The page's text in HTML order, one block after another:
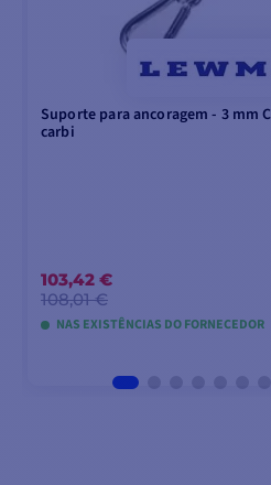
Suporte para ancoragem - 3 mm
carbi
103,42 €
108,01 €
NAS EXISTÊNCIAS DO FORNECEDOR